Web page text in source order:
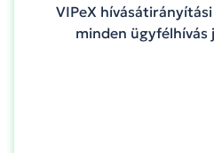
VIPeX
minden ügyfélhívás